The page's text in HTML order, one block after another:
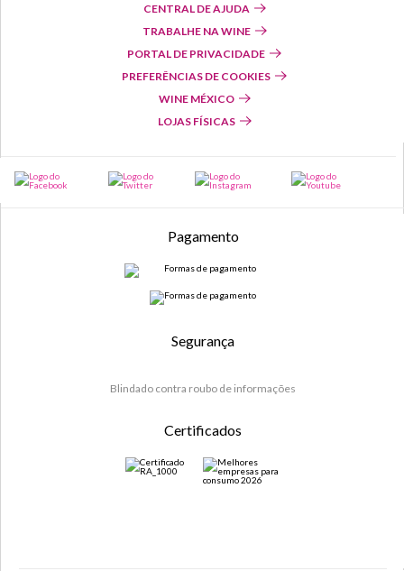
CENTRAL DE AJUDA
TRABALHE NA WINE
PORTAL DE PRIVACIDADE
PREFERÊNCIAS DE COOKIES
WINE MÉXICO
LOJAS FÍSICAS
Pagamento
Segurança
Blindado contra roubo de informações
Certificados